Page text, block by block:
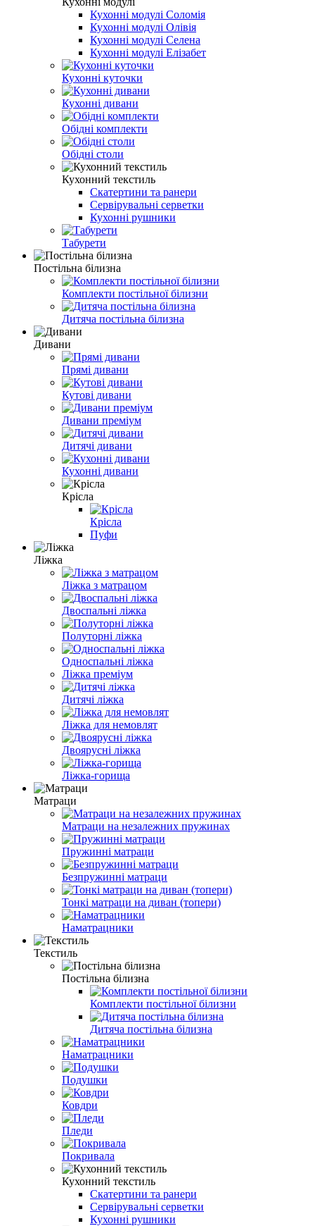
Кухонні модулі Соломія
Кухонні модулі Олівія
Кухонні модулі Селена
Кухонні модулі Елізабет
Кухонні куточки
Кухонні дивани
Обідні комплекти
Обідні столи
Кухонний текстиль
Скатертини та ранери
Сервірувальні серветки
Кухонні рушники
Табурети
Постільна білизна
Комплекти постільної білизни
Дитяча постільна білизна
Дивани
Прямі дивани
Кутові дивани
Дивани преміум
Дитячі дивани
Кухонні дивани
Крісла
Крісла
Пуфи
Ліжка
Ліжка з матрацом
Двоспальні ліжка
Полуторні ліжка
Односпальні ліжка
Ліжка преміум
Дитячі ліжка
Ліжка для немовлят
Двоярусні ліжка
Ліжка-горища
Матраци
Матраци на незалежних пружинах
Пружинні матраци
Безпружинні матраци
Тонкі матраци на диван (топери)
Наматрацники
Текстиль
Постільна білизна
Комплекти постільної білизни
Дитяча постільна білизна
Наматрацники
Подушки
Ковдри
Пледи
Покривала
Кухонний текстиль
Скатертини та ранери
Сервірувальні серветки
Кухонні рушники